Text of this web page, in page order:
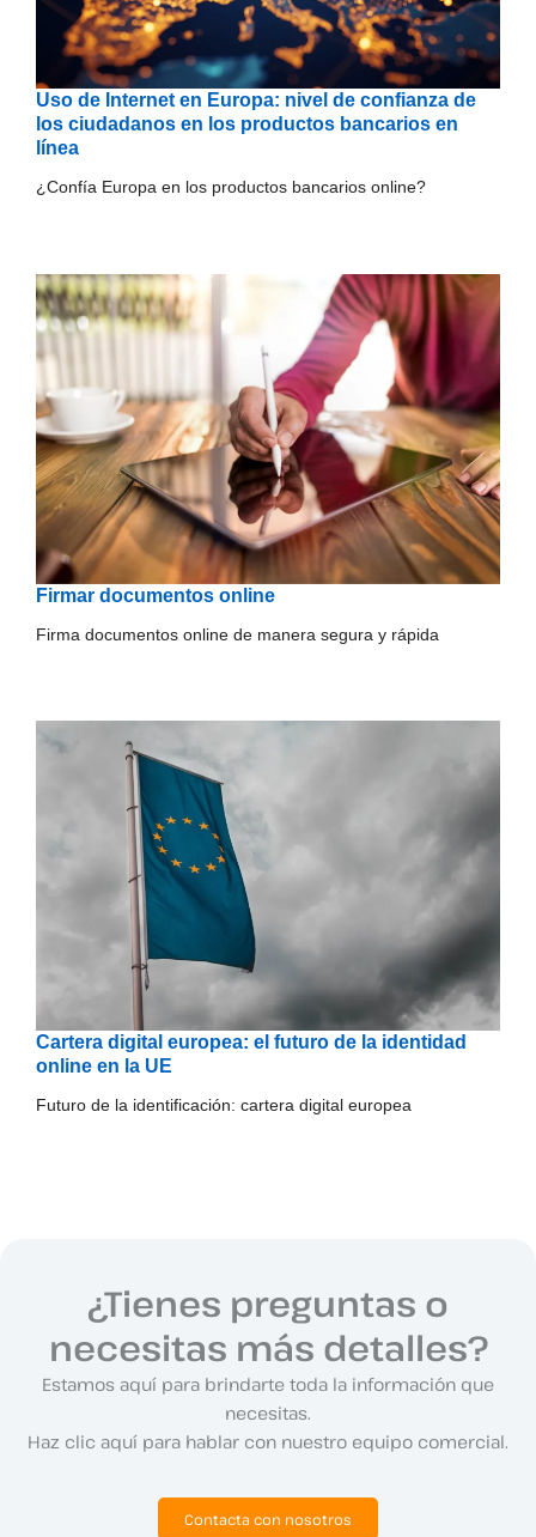
Uso de Internet en Europa: nivel de confianza de
los ciudadanos en los productos bancarios en
línea
¿Confía Europa en los productos bancarios online?
Firmar documentos online
Firma documentos online de manera segura y rápida
Cartera digital europea: el futuro de la identidad
online en la UE
Futuro de la identificación: cartera digital europea
¿Tienes preguntas o
necesitas más detalles?
Estamos aquí para brindarte toda la información que
necesitas.
Haz clic aquí para hablar con nuestro equipo comercial.
Contacta con nosotros